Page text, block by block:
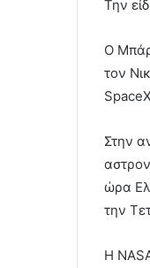
Την
Ο
τον
Στην
ώρα
την
Η